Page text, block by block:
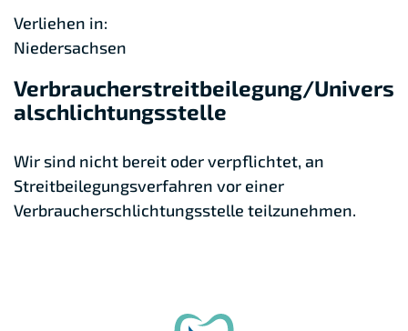
Verliehen in:
Niedersachsen
Verbraucher­streit­beilegung/Univers
al­schlichtungs­stelle
Wir sind nicht bereit oder verpflichtet, an
Streitbeilegungsverfahren vor einer
Verbraucherschlichtungsstelle teilzunehmen.